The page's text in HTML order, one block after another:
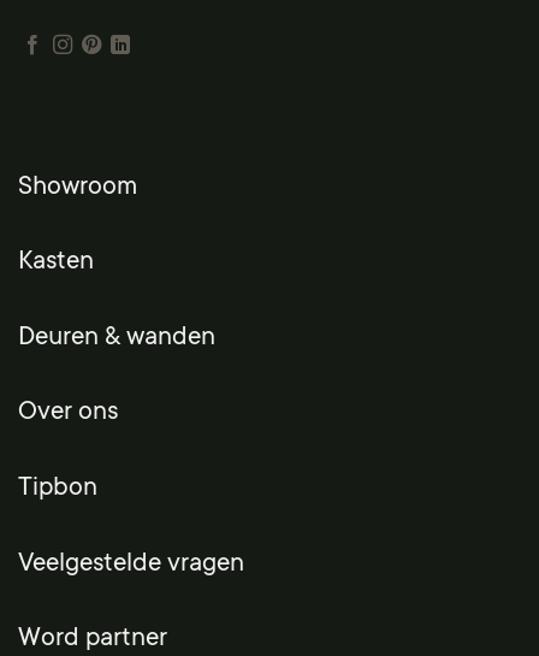
Showroom
Kasten
Deuren & wanden
Over ons
Tipbon
Veelgestelde vragen
Word partner